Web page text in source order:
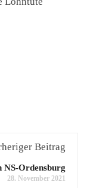
Beitrag
NS-Ordensburg
28. November 2021